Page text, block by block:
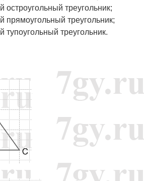
треугольник;
прямоугольный треугольник;
тупоугольный треугольник.